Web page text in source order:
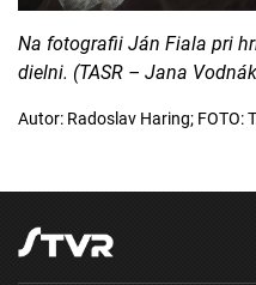
Na fotografii Ján Fiala pri
dielni. (TASR – Jana
Autor: Radoslav Haring; FOTO: